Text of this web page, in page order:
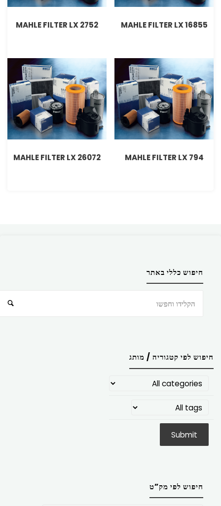
MAHLE FILTER LX 16855
MAHLE FILTER LX 2752
MAHLE FILTER LX 794
MAHLE FILTER LX 26072
חיפוש כללי באתר
חיפוש לפי קטגוריה / מותג
חיפוש לפי מק”ט